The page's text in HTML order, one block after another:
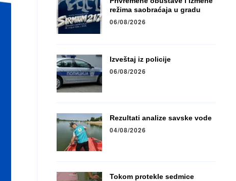
režima saobraćaja u gradu
06/08/2026
Izveštaj iz policije
06/08/2026
Rezultati analize savske vode
04/08/2026
Tokom protekle sedmice